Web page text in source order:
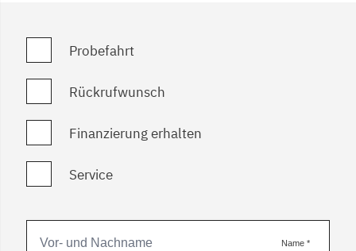
Probefahrt
Rückrufwunsch
Finanzierung erhalten
Service
Name *